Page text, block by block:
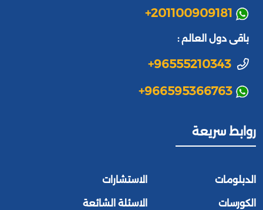
+201100909181
باقى دول العالم :
+96555210343
+966595366763
روابط سريعة
الدبلومات الاستشارات
الكورسات الاسئلة الشائعة